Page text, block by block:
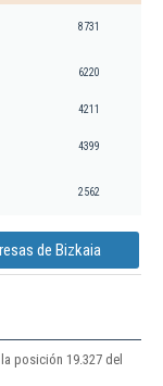
8731
6220
4211
4399
2562
de Bizkaia
posición 19.327 del